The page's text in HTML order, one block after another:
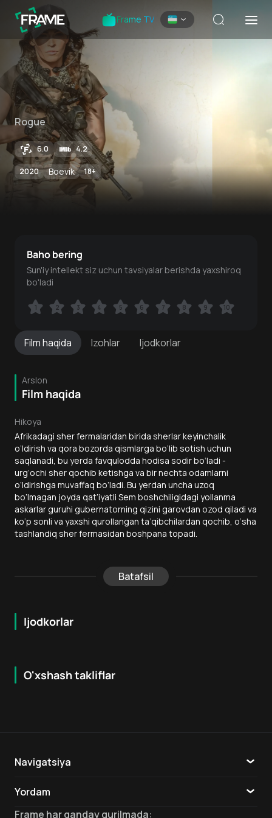
Frame TV
Rogue
6.0 4.2
2020 Boevik 18+
Filmhaqida Izohlar Ijodkorlar
Arslon
Film haqida
Hikoya
Afrikadagi sher fermalaridan birida sherlar keyinchalik
o‘ldirish va qora bozorda qismlarga bo‘lib sotish uchun
saqlanadi, bu yerda favqulodda hodisa sodir bo‘ladi -
urg‘ochi sher qochib ketishga va bir nechta odamlarni
o‘ldirishga muvaffaq bo‘ladi. Bu yerdan uncha uzoq
bo‘lmagan joyda qat’iyatli Sem boshchiligidagi yollanma
askarlar guruhi gubernatorning qizini garovdan ozod qiladi va
ko‘p sonli va yaxshi qurollangan ta’qibchilardan qochib, o‘sha
tashlandiq sher fermasidan boshpana topadi.
Batafsil
Ijodkorlar
Baho bering
Sun'iy intellekt siz uchun tavsiyalar berishda yaxshiroq
bo'ladi
1 2 3 4 5 6 7 8 9 10
1 2 3 4 5 6 7 8 9 10
O'xshash takliflar
18 + 5.7
Navigatsiya
Yordam
Aloqa
Frame har qanday qurilmada: